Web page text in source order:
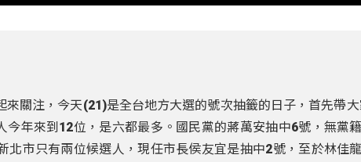
來關注，今天(21)是全台地方大選的號次抽籤的日子，首先帶
今年來到12位，是六都最多。國民黨的蔣萬安抽中6號，無黨
北市只有兩位候選人，現任市長侯友宜是抽中2號，至於林佳